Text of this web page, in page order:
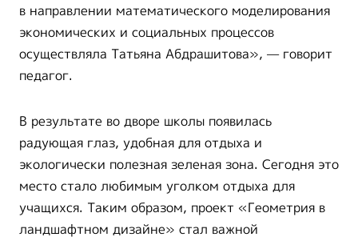
в направлении математического моделирования
экономических и социальных процессов
осуществляла Татьяна Абдрашитова», — говорит
педагог.
В результате во дворе школы появилась
радующая глаз, удобная для отдыха и
экологически полезная зеленая зона. Сегодня это
место стало любимым уголком отдыха для
учащихся. Таким образом, проект «Геометрия в
ландшафтном дизайне» стал важной